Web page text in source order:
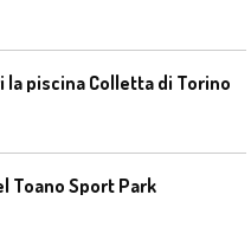
la piscina Colletta di Torino
Toano Sport Park